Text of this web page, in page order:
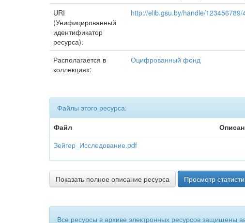
URI
(Унифицированный
идентификатор
ресурса):
http://elib.gsu.by/handle/123456789/
Располагается в
коллекциях:
Оцифрованный фонд
Файлы этого ресурса:
Файл
Зейгер_Исследование.pdf
Показать полное описание ресурса Просмотр
Все ресурсы в архиве электронных ресурсов защищены